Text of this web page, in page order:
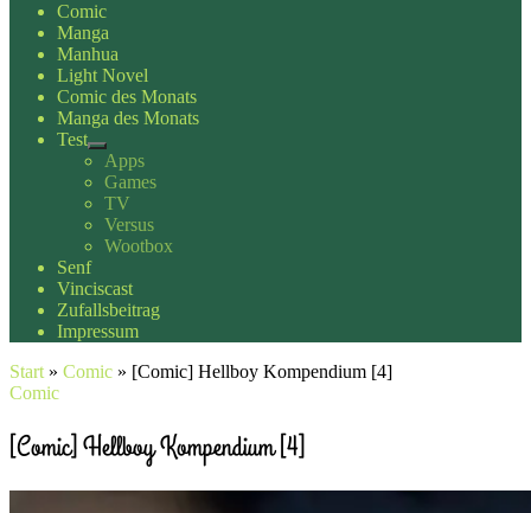
Comic
Manga
Manhua
Light Novel
Comic des Monats
Manga des Monats
Test
Apps
Games
TV
Versus
Wootbox
Senf
Vinciscast
Zufallsbeitrag
Impressum
Start » Comic » [Comic] Hellboy Kompendium [4]
Comic
[Comic] Hellboy Kompendium [4]